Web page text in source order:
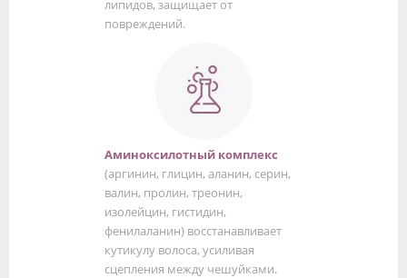
липидов, защищает от
повреждений.
Аминоксилотный комплекс
(аргинин, глицин, аланин, серин,
валин, пролин, треонин,
изолейцин, гистидин,
фенилаланин) восстанавливает
кутикулу волоса, усиливая
сцепления между чешуйками.